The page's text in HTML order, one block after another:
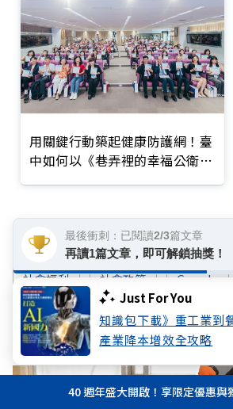
Just For You
知識包下載》重工業到
產業降本增效全攻略
用關鍵行動築起健康防護網！臺
中如何以《巷弄裡的幸福公衛》
社會福利 社會政策 Google
健保
40 週年盛大開啟！享限定優惠與
最後衝刺：已閱讀2/3篇文章
再讀1篇文章，即可解鎖抽獎！